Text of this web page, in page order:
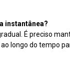
instantânea?
É preciso
longo do tempo